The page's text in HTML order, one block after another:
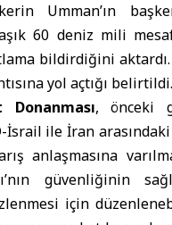
Umman’ın
60 deniz mili
bildirdiğini aktardı.
yol açtığı belirtildi.
, önceki
İsrail ile İran arasındaki
anlaşmasına
güvenliğinin
için